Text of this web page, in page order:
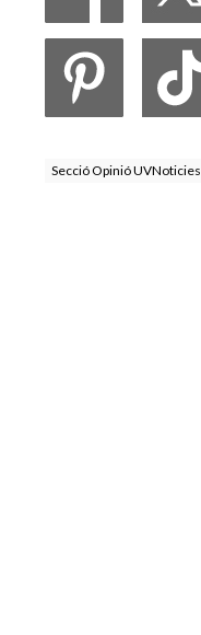
Secció Opinió UVNoticies